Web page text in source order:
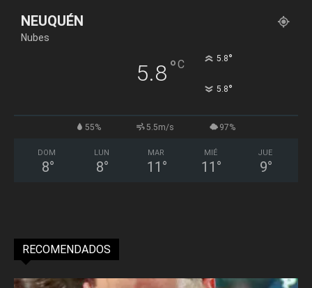
NEUQUÉN
Nubes
5.8°C 5.8°
5.8°
55% 5.5m/s 97%
DOM
8°
LUN
8°
MAR
11 °
MIÉ
11 °
JUE
9°
RECOMENDADOS